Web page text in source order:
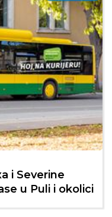
i Severine
u Puli i okolici